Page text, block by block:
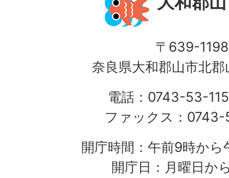
〒639-1198
奈良県大和郡山市北
電話：0743-53-
ファックス：
開庁時間：午前9時か
開庁日：月曜日か